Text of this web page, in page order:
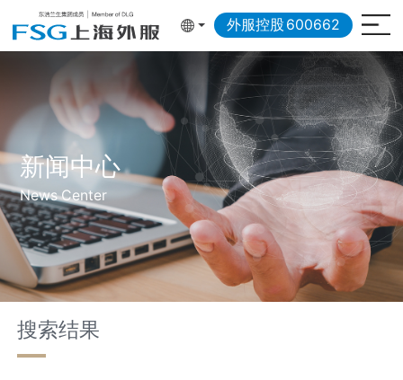
外服控股 600662
新闻中心
News Center
搜索结果